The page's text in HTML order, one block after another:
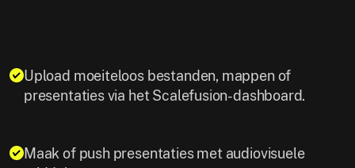
Upload moeiteloos bestanden, mappen of
presentaties via het Scalefusion-dashboard.
Maak of push presentaties met audiovisuele